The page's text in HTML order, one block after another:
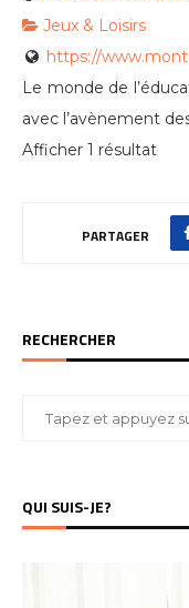
Jeux & Loisirs
https://
Le monde de
avec l’avènement
Afficher 1 résultat
PARTAGER
RECHERCHER
QUI SUIS-JE?